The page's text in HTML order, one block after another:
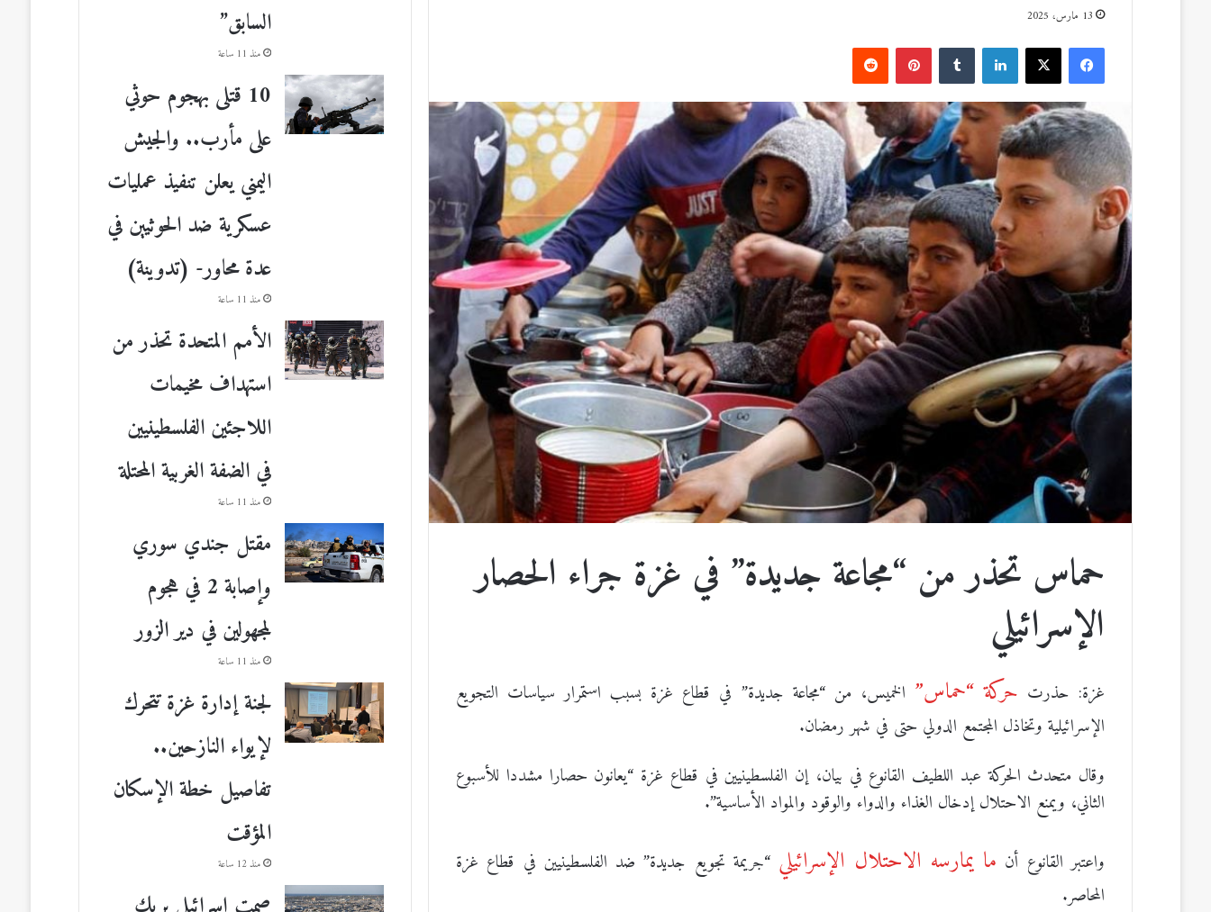
13 مارس، 2025
ي
س
ب
و
ك
X
ي
ن
ك
د
إ
ن
T
u
m
b
l
r
ي
ن
ت
ي
ر
ي
س
ت
R
e
d
d
i
t
حماس تحذر من “مجاعة جديدة” في غزة جراء الحصار
الإسرائيلي
غزة: حذرت حركة “حماس” الخميس، من “مجاعة جديدة” في قطاع غزة بسبب استمرار سياسات التجويع
الإسرائيلية وتخاذل المجتمع الدولي حتى في شهر رمضان.
وقال متحدث الحركة عبد اللطيف القانوع في بيان، إن الفلسطينيين في قطاع غزة “يعانون حصارا مشددا للأسبوع
الثاني، ويمنع الاحتلال إدخال الغذاء والدواء والوقود والمواد الأساسية”.
واعتبر القانوع أن ما يمارسه الاحتلال الإسرائيلي “جريمة تجويع جديدة” ضد الفلسطينيين في قطاع غزة
المحاصر.
السابق”
منذ 11 ساعة
10 قتلى بهجوم حوثي
على مأرب.. والجيش
اليمني يعلن تنفيذ عمليات
عسكرية ضد الحوثيين في
عدة محاور- (تدوينة)
منذ 11 ساعة
الأمم المتحدة تحذر من
استهداف مخيمات
اللاجئين الفلسطينيين
في الضفة الغربية المحتلة
منذ 11 ساعة
مقتل جندي سوري
وإصابة 2 في هجوم
لمجهولين في دير الزور
منذ 11 ساعة
لجنة إدارة غزة تتحرك
لإيواء النازحين..
تفاصيل خطة الإسكان
المؤقت
منذ 12 ساعة